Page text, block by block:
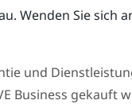
Wenden Sie sich
und
Business gekauft